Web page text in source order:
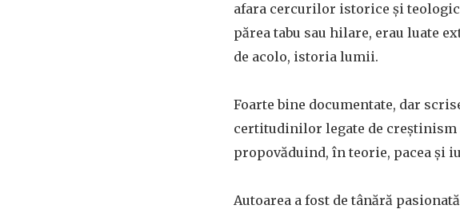
afara cercurilor istorice și
părea tabu sau hilare, erau luate
de acolo, istoria lumii.
Foarte bine documentate, dar
certitudinilor legate de
propovăduind, în teorie, pacea și
Autoarea a fost de tânără